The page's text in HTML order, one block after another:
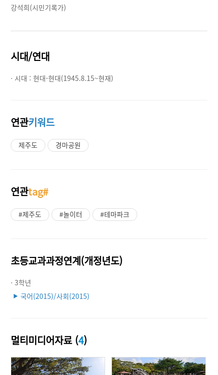
강석희(시민기록가)
시대/연대
· 시대 :현대-현대(1945.8.15~현재)
연관키워드
제주도 경마공원
연관tag#
#제주도 #놀이터 #테마파크
초등교과과정연계(개정년도)
· 3학년
▶ 국어(2015)/사회(2015)
멀티미디어자료 (4)